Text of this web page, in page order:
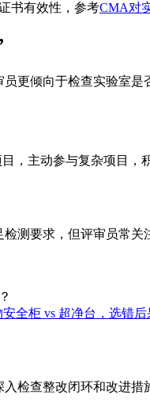
书有效性，参考CMA对
更倾向于检查实验室是
，主动参与复杂项目，
测要求，但评审员常
全柜 vs 超净台，选错后
检查整改闭环和改进措